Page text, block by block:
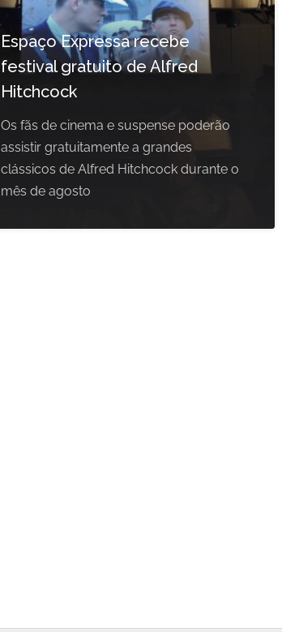
Espaço Expressa recebe
festival gratuito de Alfred
Hitchcock
Os fãs de cinema e suspense poderão
assistir gratuitamente a grandes
clássicos de Alfred Hitchcock durante o
mês de agosto